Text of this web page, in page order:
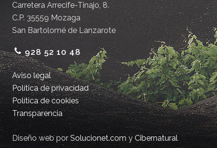
Carretera Arrecife-Tinajo, 8.
C.P. 35559 Mozaga
San Bartolomé de Lanzarote
928 52 10 48
Aviso legal
Política de privacidad
Política de cookies
Transparencia
Diseño web porSolucionet.comyCibernatural